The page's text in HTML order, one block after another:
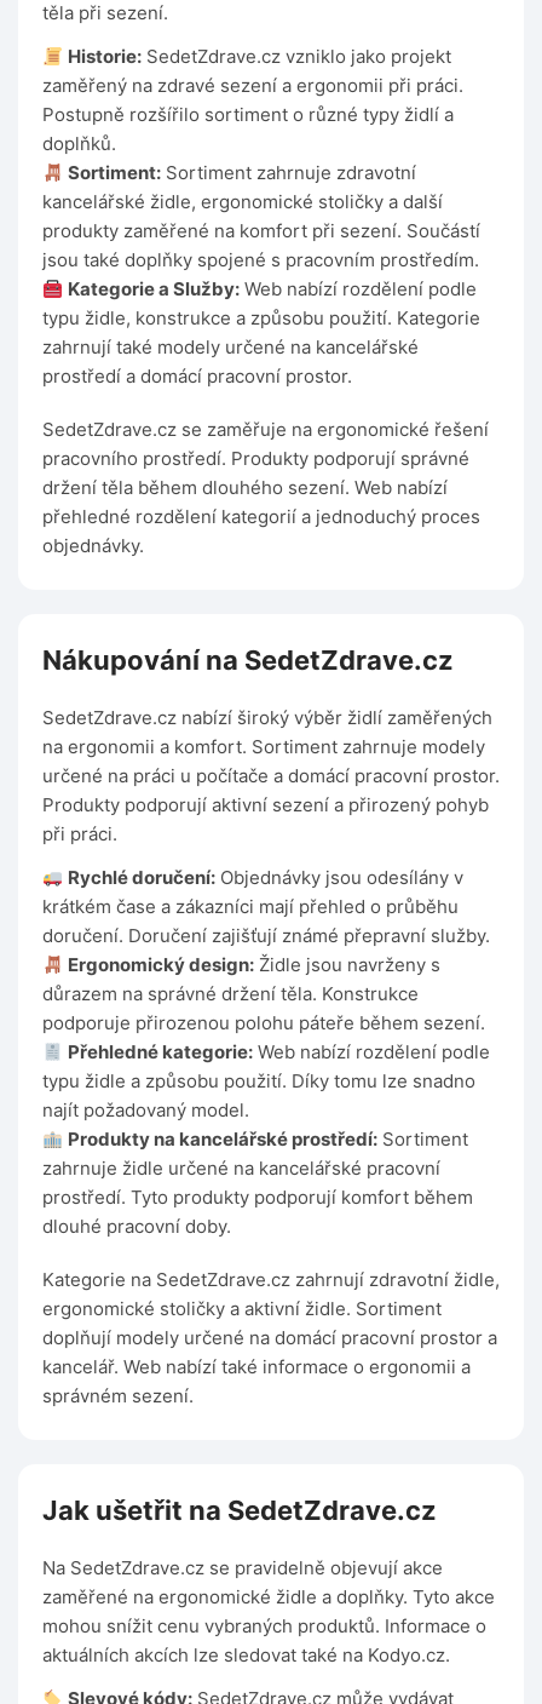
těla při sezení.
Historie: SedetZdrave.cz vzniklo jako projekt
zaměřený na zdravé sezení a ergonomii při práci.
Postupně rozšířilo sortiment o různé typy židlí a
doplňků.
Sortiment: Sortiment zahrnuje zdravotní
kancelářské židle, ergonomické stoličky a další
produkty zaměřené na komfort při sezení. Součástí
jsou také doplňky spojené s pracovním prostředím.
Kategorie a Služby: Web nabízí rozdělení podle
typu židle, konstrukce a způsobu použití. Kategorie
zahrnují také modely určené na kancelářské
prostředí a domácí pracovní prostor.
SedetZdrave.cz se zaměřuje na ergonomické řešení
pracovního prostředí. Produkty podporují správné
držení těla během dlouhého sezení. Web nabízí
přehledné rozdělení kategorií a jednoduchý proces
objednávky.
Nákupování na SedetZdrave.cz
SedetZdrave.cz nabízí široký výběr židlí zaměřených
na ergonomii a komfort. Sortiment zahrnuje modely
určené na práci u počítače a domácí pracovní prostor.
Produkty podporují aktivní sezení a přirozený pohyb
při práci.
Rychlé doručení: Objednávky jsou odesílány v
krátkém čase a zákazníci mají přehled o průběhu
doručení. Doručení zajišťují známé přepravní služby.
Ergonomický design: Židle jsou navrženy s
důrazem na správné držení těla. Konstrukce
podporuje přirozenou polohu páteře během sezení.
Přehledné kategorie: Web nabízí rozdělení podle
typu židle a způsobu použití. Díky tomu lze snadno
najít požadovaný model.
Produkty na kancelářské prostředí: Sortiment
zahrnuje židle určené na kancelářské pracovní
prostředí. Tyto produkty podporují komfort během
dlouhé pracovní doby.
Kategorie na SedetZdrave.cz zahrnují zdravotní židle,
ergonomické stoličky a aktivní židle. Sortiment
doplňují modely určené na domácí pracovní prostor a
kancelář. Web nabízí také informace o ergonomii a
správném sezení.
Jak ušetřit na SedetZdrave.cz
Na SedetZdrave.cz se pravidelně objevují akce
zaměřené na ergonomické židle a doplňky. Tyto akce
mohou snížit cenu vybraných produktů. Informace o
aktuálních akcích lze sledovat také na Kodyo.cz.
Slevové kódy: SedetZdrave.cz může vydávat